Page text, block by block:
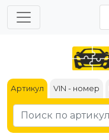
Артикул VIN - номер